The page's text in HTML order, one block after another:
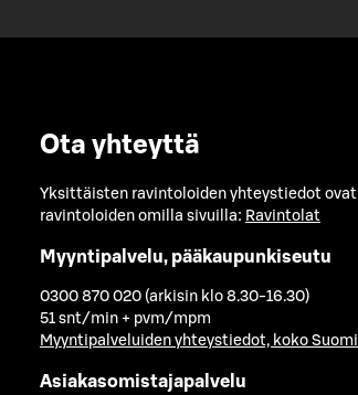
Ota yhteyttä
Yksittäisten ravintoloiden yhteystiedot ovat
ravintoloiden omilla sivuilla: Ravintolat
Myyntipalvelu, pääkaupunkiseutu
0300 870 020 (arkisin klo 8.30-16.30)
51 snt/min + pvm/mpm
Myyntipalveluiden yhteystiedot, koko Suomi
Asiakasomistajapalvelu